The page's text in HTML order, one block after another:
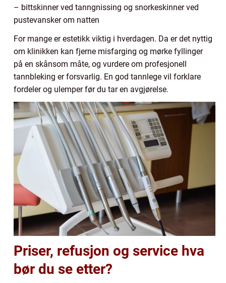
– bittskinner ved tanngnissing og snorkeskinner ved
pustevansker om natten
For mange er estetikk viktig i hverdagen. Da er det nyttig
om klinikken kan fjerne misfarging og mørke fyllinger
på en skånsom måte, og vurdere om profesjonell
tannbleking er forsvarlig. En god tannlege vil forklare
fordeler og ulemper før du tar en avgjørelse.
Priser, refusjon og service hva
bør du se etter?